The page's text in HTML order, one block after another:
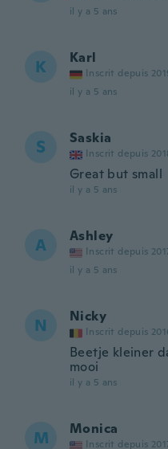
il y a 5 ans
K Karl
Inscrit depuis
il y a 5 ans
S Saskia
Inscrit depuis
Great but small
il y a 5 ans
A Ashley
Inscrit depuis
il y a 5 ans
N Nicky
Inscrit depuis
Beetje kleiner
mooi
il y a 5 ans
M Monica
Inscrit depuis